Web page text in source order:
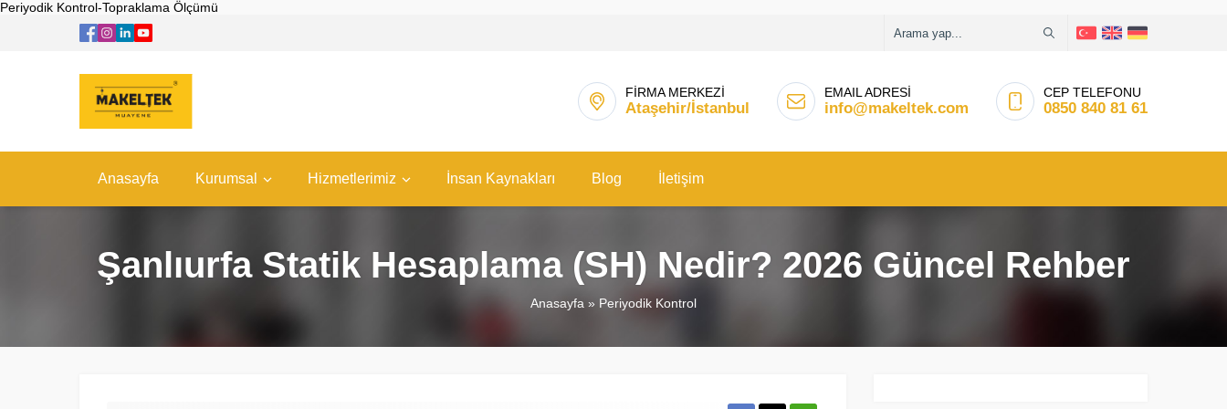
Periyodik Kontrol-Topraklama Ölçümü
FİRMA MERKEZİ
Ataşehir/İstanbul
EMAIL ADRESİ
info@makeltek.com
CEP TELEFONU
0850 840 81 61
Anasayfa Kurumsal Hizmetlerimiz İnsan Kaynakları Blog İletişim
Şanlıurfa Statik Hesaplama (SH) Nedir? 2026 Güncel Rehber
Anasayfa » Periyodik Kontrol